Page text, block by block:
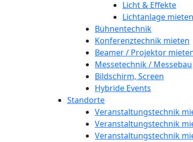
Licht & Effekte
Lichtanlage mieten
Bühnentechnik
Konferenztechnik mieten
Beamer / Projektor
Messetechnik / Messebau
Bildschirm, Screen
Hybride Events
Standorte
Veranstaltungstechnik
Veranstaltungstechnik
Veranstaltungstechnik